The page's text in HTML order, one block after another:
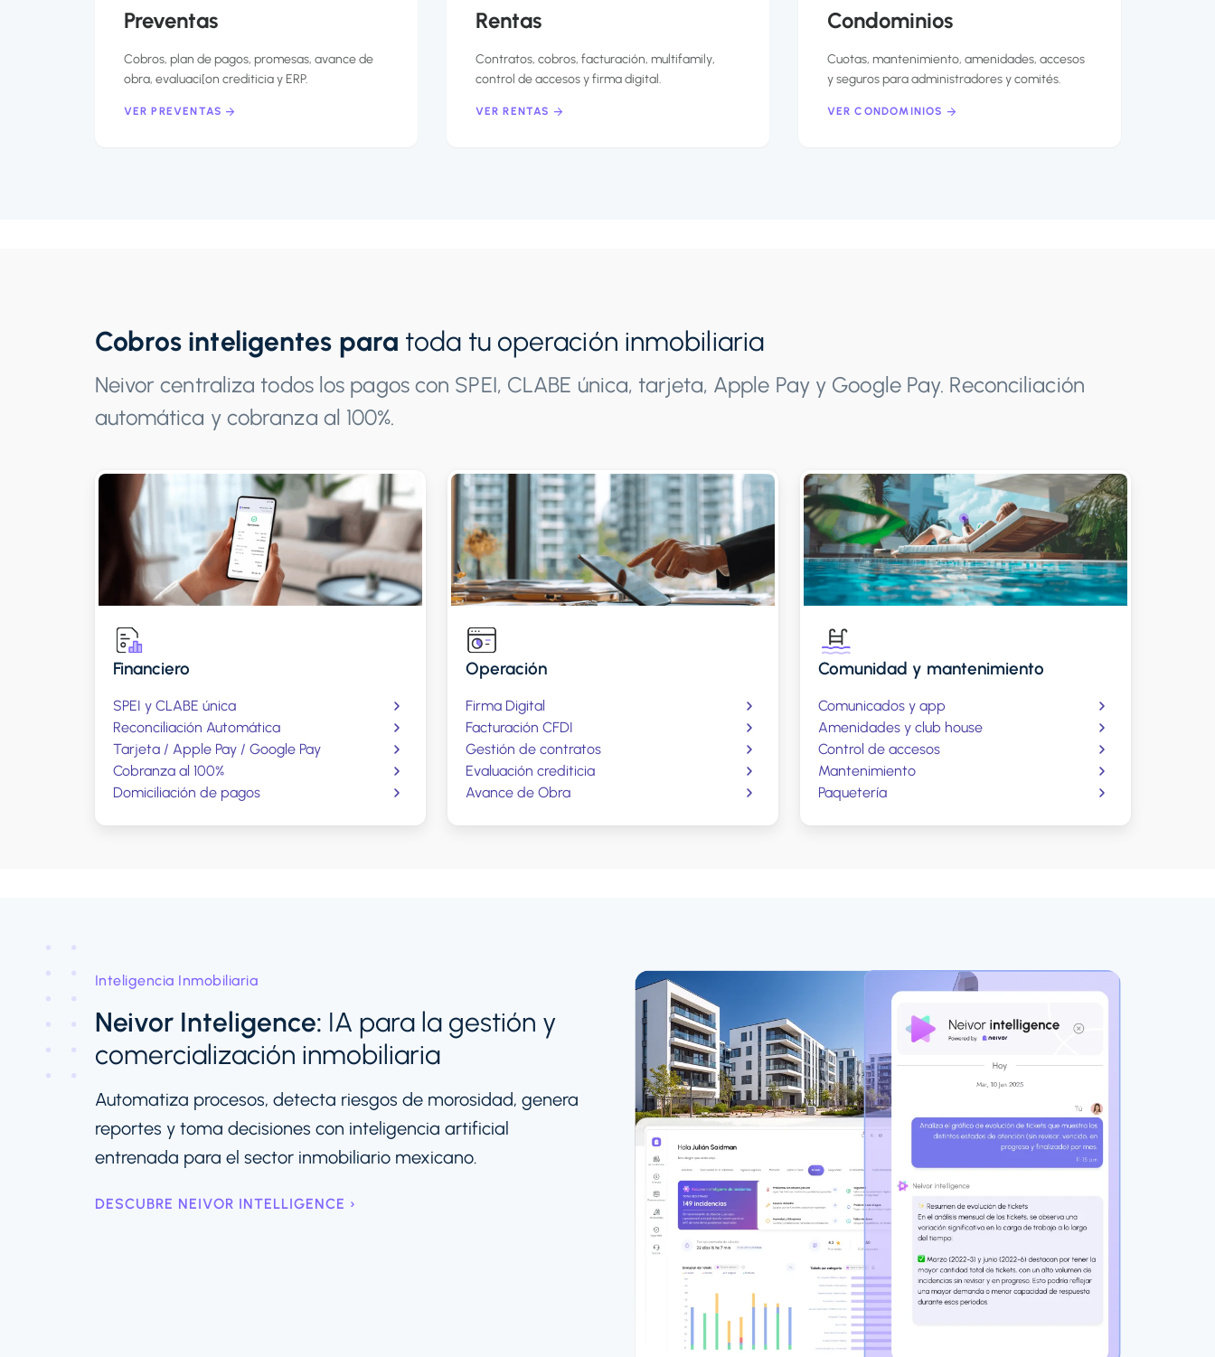
Preventas
Cobros, plan de pagos, promesas, avance de
obra, evaluaci[on crediticia y ERP.
VER PREVENTAS
Rentas
Contratos, cobros, facturación, multifamily,
control de accesos y firma digital.
VER RENTAS
Condominios
Cuotas, mantenimiento, amenidades, accesos
y seguros para administradores y comités.
VER CONDOMINIOS
Cobros inteligentes para toda tu operación inmobiliaria
Neivor centraliza todos los pagos con SPEI, CLABE única, tarjeta, Apple Pay y Google Pay. Reconciliación
automática y cobranza al 100%.
Financiero
SPEI y CLABE única
Reconciliación Automática
Tarjeta / Apple Pay / Google Pay
Cobranza al 100%
Domiciliación de pagos
Operación
Firma Digital
Facturación CFDI
Gestión de contratos
Evaluación crediticia
Avance de Obra
Comunidad y mantenimiento
Comunicados y app
Amenidades y club house
Control de accesos
Mantenimiento
Paquetería
Inteligencia Inmobiliaria
Neivor Inteligence: IA para la gestión y
comercialización inmobiliaria
Automatiza procesos, detecta riesgos de morosidad, genera
reportes y toma decisiones con inteligencia artificial
entrenada para el sector inmobiliario mexicano.
DESCUBRE NEIVOR INTELLIGENCE ›